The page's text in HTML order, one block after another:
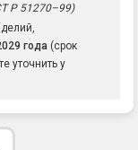
Р 51270–99)
года (срок
уточнить у